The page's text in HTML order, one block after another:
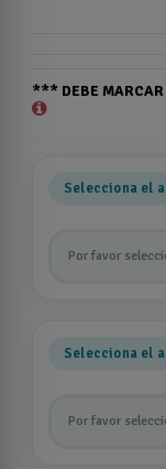
*** DEBE
Selecciona el
Por favor
Selecciona el
Por favor